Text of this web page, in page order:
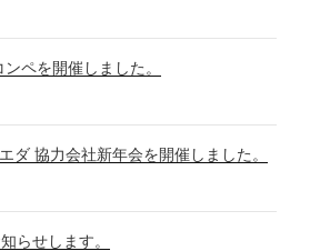
ペを開催しました。
ダ 協力会社新年会を開催しました。
らせします。